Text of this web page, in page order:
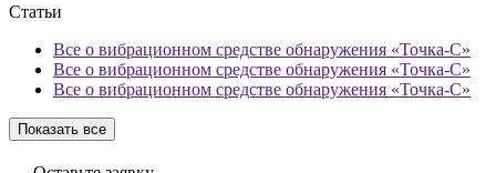
Статьи
Все о вибрационном средстве обнаружения «Точка-С»
Все о вибрационном средстве обнаружения «Точка-С»
Все о вибрационном средстве обнаружения «Точка-С»
Показать все